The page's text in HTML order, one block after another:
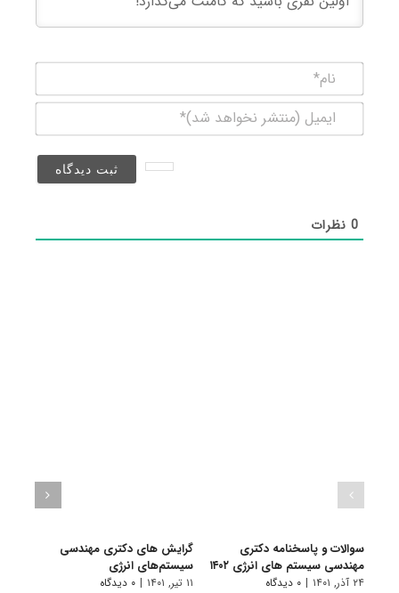
(منتشر
0نظرات
سوالات و پاسخنامه دکتری
مهندسی سیستم های انرژی ۱۴۰۲
۲۴ آذر, ۱۴۰۱ | ۰ دیدگاه
گرایش های دکتری مهندسی
سیستم‌های انرژی
۱۱ تیر, ۱۴۰۱ | ۰ دیدگاه